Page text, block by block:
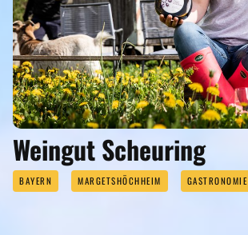
Weingut Scheuring
BAYERN MARGETSHÖCHHEIM GASTRONOMIE